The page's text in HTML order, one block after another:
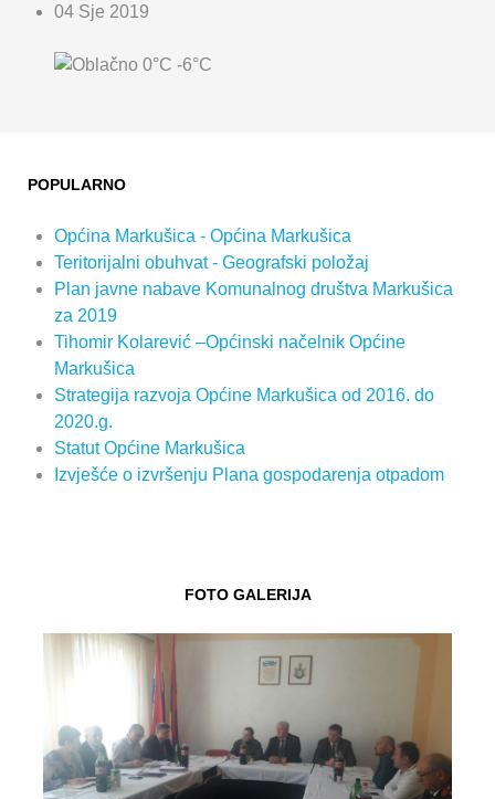
04 Sje 2019
0°C -6°C
POPULARNO
Općina Markušica - Općina Markušica
Teritorijalni obuhvat - Geografski položaj
Plan javne nabave Komunalnog društva Markušica
za 2019
Tihomir Kolarević –Općinski načelnik Općine
Markušica
Strategija razvoja Općine Markušica od 2016. do
2020.g.
Statut Općine Markušica
Izvješće o izvršenju Plana gospodarenja otpadom
FOTO GALERIJA